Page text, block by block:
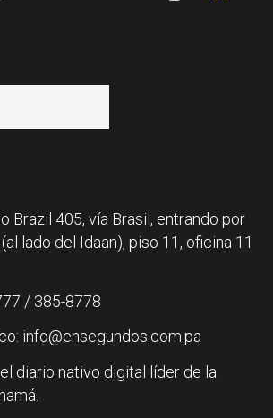
Brazil 405, vía Brasil, entrando por
lado del Idaan), piso 11, oficina 11
/ 385-8778
info@ensegundos.com.pa
diario nativo digital líder de la